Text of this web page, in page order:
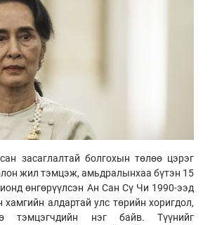
засаглалтай болгохын төлөө цэрэг
жил тэмцэж, амьдралынхаа бүтэн 15
өнгөрүүлсэн Ан Сан Сү Чи 1990-ээд
алдартай улс төрийн хоригдол,
тэмцэгчдийн нэг байв. Түүнийг